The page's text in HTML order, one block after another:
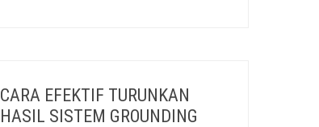
CARA EFEKTIF TURUNKAN
HASIL SISTEM GROUNDING